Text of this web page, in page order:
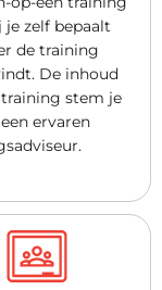
je zelf bepaalt
de training
De inhoud
stem je
ervaren